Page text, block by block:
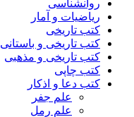
روانشناسی
ریاضیات و آمار
کتب تاریخی
کتب تاریخی و باستانی
کتب تاریخی و مذهبی
کتب چاپی
کتب دعا و اذکار
علم جفر
علم رمل